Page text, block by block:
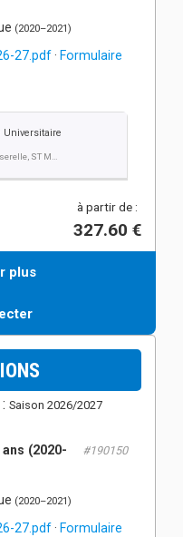
(2020–2021)
27.pdf · Formulaire
Universitaire
à partir de :
327.60 €
plus
Saison 2026/2027
(2020-
#190150
(2020–2021)
27.pdf · Formulaire